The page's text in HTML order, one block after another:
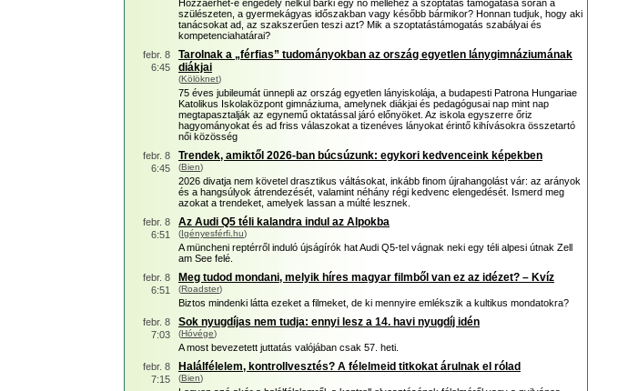
Hozzáérhet-e engedély nélkül bárki egy nő melléhez a szoptatás támogatása során a
szülészeten, a gyermekágyas időszakban vagy később bármikor? Honnan tudjuk, hogy aki
tanácsokat ad, az szakszerűen teszi azt? Mik a szoptatástámogatás szabályai és
kompetenciahatárai?
febr. 8
6:45
Tarolnak a „férfias” tudományokban az ország egyetlen lánygimnáziumának
diákjai
(Kölöknet)
75 éves jubileumát ünnepli az ország egyetlen lányiskolája, a budapesti Patrona Hungariae
Katolikus Iskolaközpont gimnáziuma, amelynek diákjai és pedagógusai nap mint nap
megtapasztalják az egynemű oktatással járó előnyöket. Az iskola egyszerre őriz
hagyományokat és ad friss válaszokat a tizenéves lányokat érintő kihívásokra összetartó
női közösség
febr. 8
6:45
Trendek, amiktől 2026-ban búcsúzunk: egykori kedvenceink képekben
(Bien)
2026 divatja nem követel drasztikus váltásokat, inkább finom újrahangolást vár: az arányok
és a hangsúlyok átrendezését, valamint néhány régi kedvenc elengedését. Ismerd meg
azokat a trendeket, amelyek lassan a múlté lesznek.
febr. 8
6:51
Az Audi Q5 téli kalandra indul az Alpokba
(Igényesférfi.hu)
A müncheni reptérről induló újságírók hat Audi Q5-tel vágnak neki egy téli alpesi útnak Zell
am See felé.
febr. 8
6:51
Meg tudod mondani, melyik híres magyar filmből van ez az idézet? – Kvíz
(Roadster)
Biztos mindenki látta ezeket a filmeket, de ki mennyire emlékszik a kultikus mondatokra?
febr. 8
7:03
Sok nyugdíjas nem tudja: ennyi lesz a 14. havi nyugdíj idén
(Hóvége)
A most bevezetett juttatás valójában csak 57. heti.
febr. 8
7:15
Halálfélelem, kontrollvesztés? A félelmeid titkokat árulnak el rólad
(Bien)